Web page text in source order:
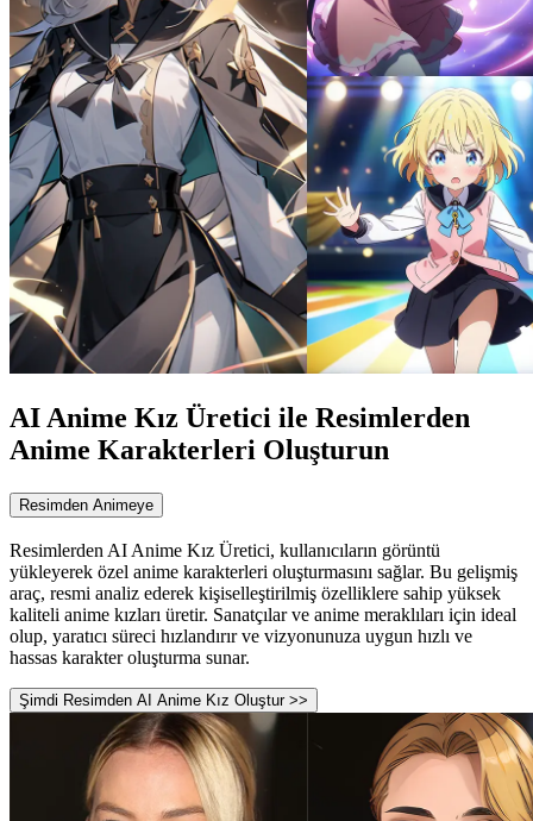
AI Anime Kız Üretici ile Resimlerden
Anime Karakterleri Oluşturun
Resimden Animeye
Resimlerden AI Anime Kız Üretici, kullanıcıların görüntü
yükleyerek özel anime karakterleri oluşturmasını sağlar. Bu gelişmiş
araç, resmi analiz ederek kişiselleştirilmiş özelliklere sahip yüksek
kaliteli anime kızları üretir. Sanatçılar ve anime meraklıları için ideal
olup, yaratıcı süreci hızlandırır ve vizyonunuza uygun hızlı ve
hassas karakter oluşturma sunar.
Şimdi Resimden AI Anime Kız Oluştur >>